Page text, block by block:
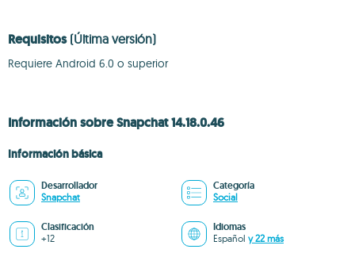
Requisitos (Última versión)
Requiere Android 6.0 o superior
Información sobre Snapchat 14.18.0.46
Información básica
Desarrollador
Snapchat
Categoría
Social
Clasificación
+12
Idiomas
Español y 22 más